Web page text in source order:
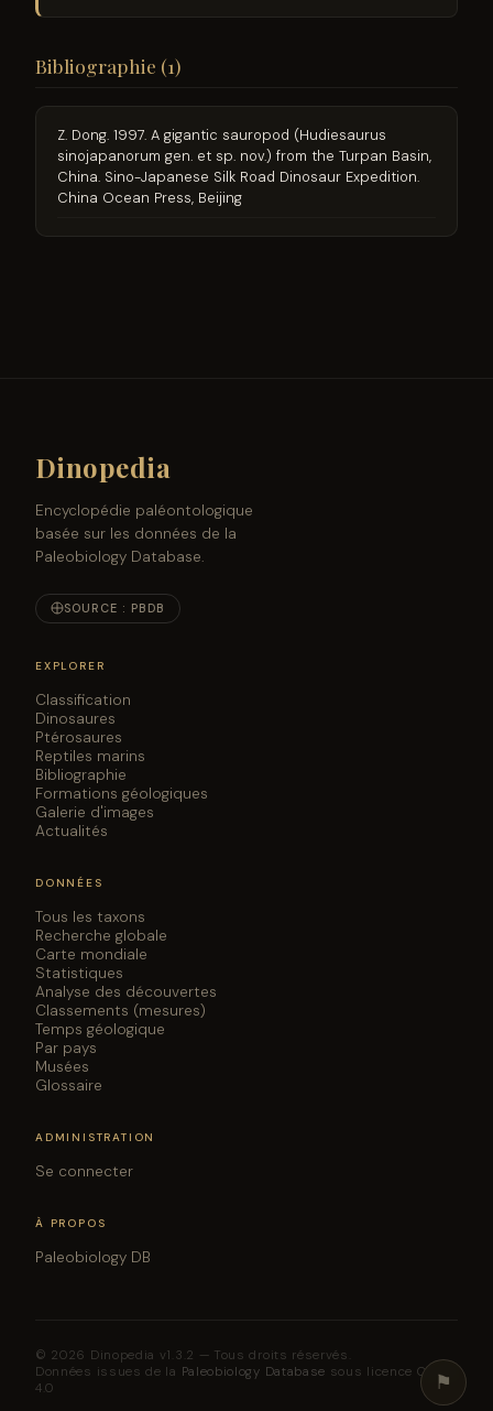
Bibliographie (1)
Z. Dong. 1997. A gigantic sauropod (Hudiesaurus
sinojapanorum gen. et sp. nov.) from the Turpan Basin,
China. Sino-Japanese Silk Road Dinosaur Expedition.
China Ocean Press, Beijing
⚑
Dinopedia
Encyclopédie paléontologique
basée sur les données de la
Paleobiology Database.
SOURCE : PBDB
EXPLORER
Classification
Dinosaures
Ptérosaures
Reptiles marins
Bibliographie
Formations géologiques
Galerie d'images
Actualités
DONNÉES
Tous les taxons
Recherche globale
Carte mondiale
Statistiques
Analyse des découvertes
Classements (mesures)
Temps géologique
Par pays
Musées
Glossaire
ADMINISTRATION
Se connecter
À PROPOS
Paleobiology DB
© 2026 Dinopedia v1.3.2 — Tous droits réservés.
Données issues de la Paleobiology Database sous licence CC BY
4.0